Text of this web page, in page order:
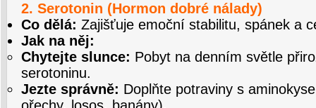
2. Serotonin (Hormon dobré nálady)
Co dělá: Zajišťuje emoční stabilitu, spánek a
Jak na něj:
Chytejte slunce: Pobyt na denním světle
serotoninu.
Jezte správně: Doplňte potraviny s